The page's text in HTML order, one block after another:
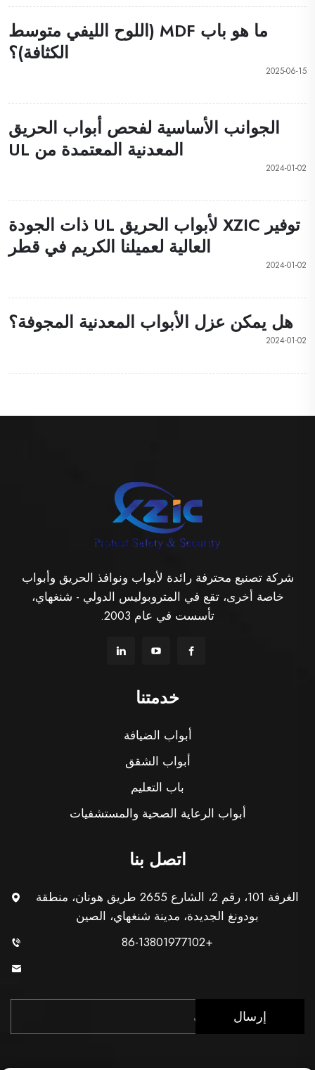
ما هو باب MDF (اللوح الليفي متوسط
الكثافة)؟
2025-06-15
الجوانب الأساسية لفحص أبواب الحريق
المعدنية المعتمدة من UL
2024-01-02
توفير XZIC لأبواب الحريق UL ذات الجودة
العالية لعميلنا الكريم في قطر
2024-01-02
هل يمكن عزل الأبواب المعدنية المجوفة؟
2024-01-02
شركة تصنيع محترفة رائدة لأبواب ونوافذ الحريق وأبواب
خاصة أخرى، تقع في المتروبوليس الدولي - شنغهاي،
تأسست في عام 2003.
خدمتنا
أبواب الضيافة
أبواب الشقق
باب التعليم
أبواب الرعاية الصحية والمستشفيات
اتصل بنا
الغرفة 101، رقم 2، الشارع 2655 طريق هونان، منطقة
بودونغ الجديدة، مدينة شنغهاي، الصين
+86-13801977102
إرسال